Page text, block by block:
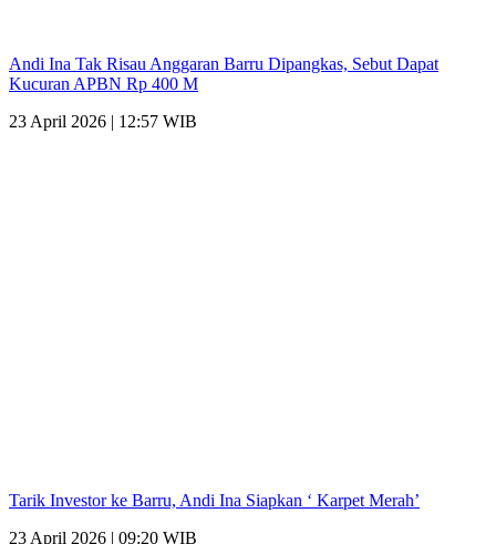
Andi Ina Tak Risau Anggaran Barru Dipangkas, Sebut Dapat
Kucuran APBN Rp 400 M
23 April 2026 | 12:57 WIB
Tarik Investor ke Barru, Andi Ina Siapkan ‘ Karpet Merah’
23 April 2026 | 09:20 WIB